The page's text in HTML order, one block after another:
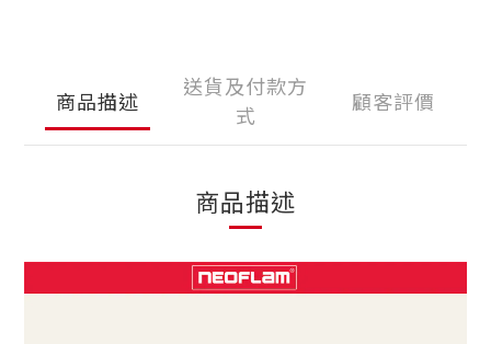
商品描述
送貨及付款方
式
顧客評價
商品描述